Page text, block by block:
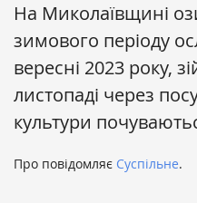
На Миколаївщині
зимового періоду
вересні 2023 року,
листопаді через
культури
Про повідомляє Суспільне.